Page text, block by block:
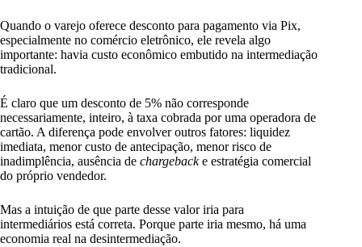
Quando o varejo oferece desconto para pagamento via Pix,
especialmente no comércio eletrônico, ele revela algo
importante: havia custo econômico embutido na intermediação
tradicional.
É claro que um desconto de 5% não corresponde
necessariamente, inteiro, à taxa cobrada por uma operadora de
cartão. A diferença pode envolver outros fatores: liquidez
imediata, menor custo de antecipação, menor risco de
inadimplência, ausência de chargebacke estratégia comercial
do próprio vendedor.
Mas a intuição de que parte desse valor iria para
intermediários está correta. Porque parte iria mesmo, há uma
economia real na desintermediação.